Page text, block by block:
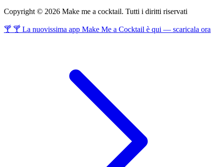
Copyright © 2026 Make me a cocktail. Tutti i diritti riservati
🍸 🍸 La nuovissima app Make Me a Cocktail è qui — scaricala ora